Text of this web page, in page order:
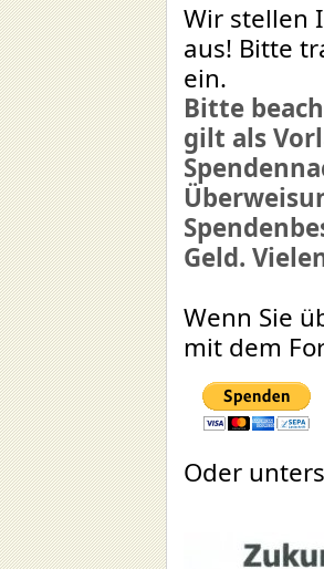
Wir stellen
aus! Bitte
ein.
Bitte
gilt als
Geld.
Wenn Sie
mit dem
Oder